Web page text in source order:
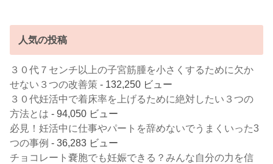
人気の投稿
３０代７センチ以上の子宮筋腫を小さくするために欠か
せない３つの改善策 - 132,250 ビュー
３０代妊活中で着床率を上げるために絶対したい３つの
方法とは - 94,050 ビュー
必見！妊活中に仕事やパートを辞めないでうまくいった3
つの事例 - 36,283 ビュー
チョコレート嚢胞でも妊娠できる？みんな自分の力を信